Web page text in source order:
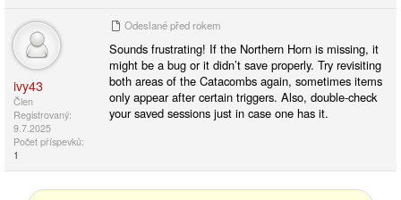
ivy43
Člen
Registrovaný:
9.7.2025
Počet příspevků:
1
Odeslanépřed rokem
Sounds frustrating! If the Northern Horn is missing, it
might be a bug or it didn’t save properly. Try revisiting
both areas of the Catacombs again, sometimes items
only appear after certain triggers. Also, double-check
your saved sessions just in case one has it.